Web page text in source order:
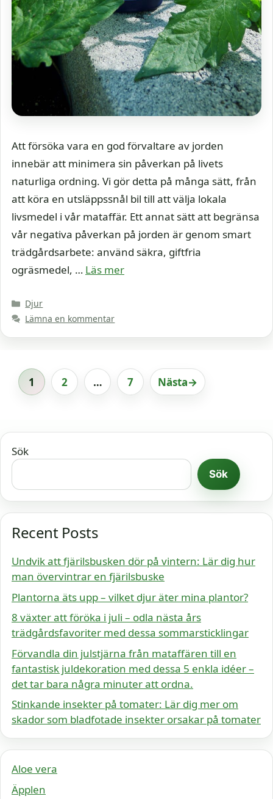
Att försöka vara en god förvaltare av jorden
innebär att minimera sin påverkan på livets
naturliga ordning. Vi gör detta på många sätt, från
att köra en utsläppssnål bil till att välja lokala
livsmedel i vår mataffär. Ett annat sätt att begränsa
vår negativa påverkan på jorden är genom smart
trädgårdsarbete: använd säkra, giftfria
ogräsmedel, … Läs mer
Kategorier
Djur
Lämna en kommentar
Sida
1 Sida
2 … Sida
7 Nästa→
Sök
Sök
Recent Posts
Undvik att fjärilsbusken dör på vintern: Lär dig hur
man övervintrar en fjärilsbuske
Plantorna äts upp – vilket djur äter mina plantor?
8 växter att föröka i juli – odla nästa års
trädgårdsfavoriter med dessa sommarsticklingar
Förvandla din julstjärna från mataffären till en
fantastisk juldekoration med dessa 5 enkla idéer –
det tar bara några minuter att ordna.
Stinkande insekter på tomater: Lär dig mer om
skador som bladfotade insekter orsakar på tomater
Aloe vera
Äpplen